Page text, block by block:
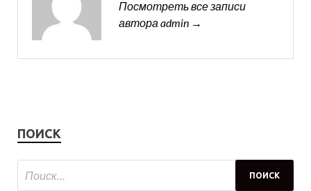
Посмотреть все записи
автора admin →
ПОИСК